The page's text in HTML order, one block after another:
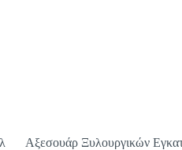
Αξεσουάρ Ξυλουργικών